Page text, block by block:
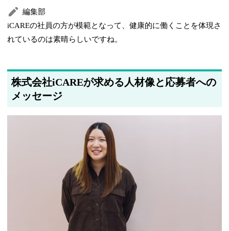
編集部
iCAREの社員の方が模範となって、健康的に働くことを体現さ
れているのは素晴らしいですね。
株式会社iCAREが求める人材像と応募者への
メッセージ